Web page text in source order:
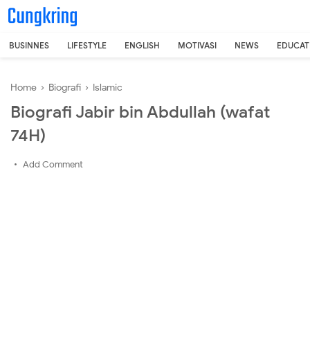
-->
BUSINNES LIFESTYLE ENGLISH MOTIVASI NEWS
Home › Biografi › Islamic
Biografi Jabir bin Abdullah (wafat
74H)
Add Comment